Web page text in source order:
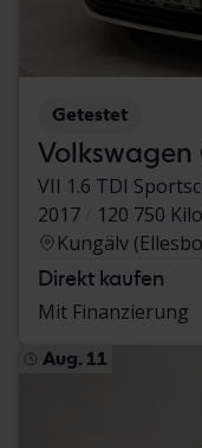
Getestet
Volkswagen
VII 1.6 TDI
2017
120 750
Kungälv
Direkt kaufen
Mit Finanzierung
Aug. 11